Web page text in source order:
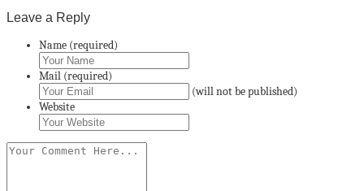
Leave a Reply
Name (required)
Mail (required)
(will not be published)
Website